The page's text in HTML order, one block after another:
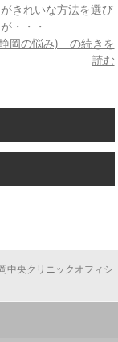
きれいな方法を選び
・・・
岡の悩み)」の続きを
読む
中央クリニックオフィシ